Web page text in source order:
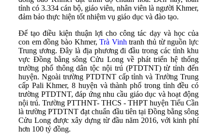
tỉnh có 3.334 cán bộ, giáo viên, nhân viên là người Khmer,
đảm bảo thực hiện tốt nhiệm vụ giáo dục và đào tạo.
Để tạo điều kiện thuận lợi cho công tác dạy và học của
con em đồng bào Khmer,Trà Vinhtranh thủ từ nguồn lực
Trung ương. Đây là địa phương đi đầu trong các tỉnh khu
vực Đồng bằng sông Cửu Long về phát triển hệ thống
trường phổ thông dân tộc nội trú (PTDTNT) từ tỉnh đến
huyện. Ngoài trường PTDTNT cấp tỉnh và Trường Trung
cấp Pali Khmer, 8 huyện và thành phố trong tỉnh đều có
trường PTDTNT, đáp ứng nhu cầu giáo dục và hoạt động
nội trú. Trường PTTHNT- THCS - THPT huyện Tiểu Cần
là trường PTDTNT đạt chuẩn đầu tiên tại Đồng bằng sông
Cửu Long được xây dựng từ đầu năm 2016, với kinh phí
hơn 100 tỷ đồng.